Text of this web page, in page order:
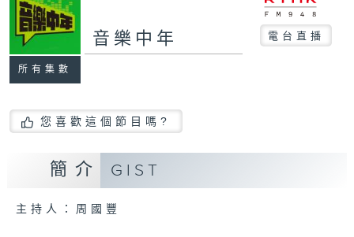
所有集數
音樂中年 電台直播
您喜歡這個節目嗎?
簡介 GIST
主持人：周國豐